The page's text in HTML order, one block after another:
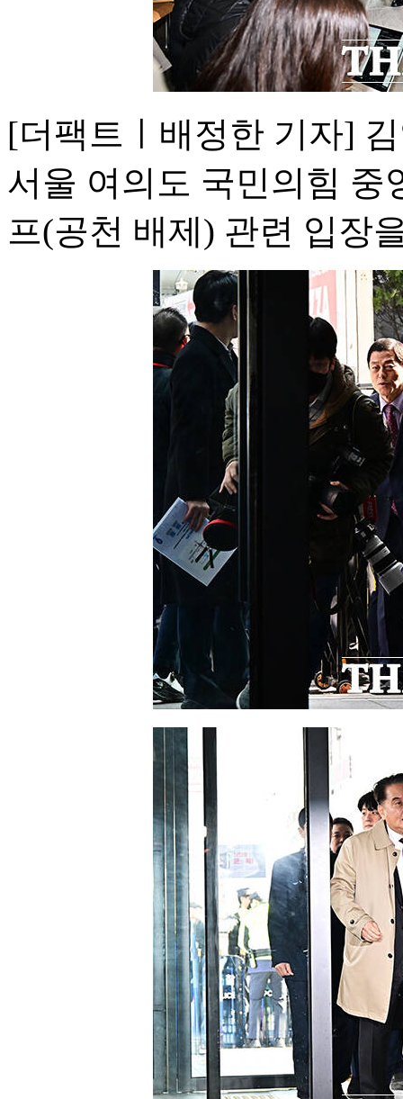
[더팩트ㅣ배정한 기자]
서울 여의도 국민의힘 중
프(공천 배제) 관련 입장